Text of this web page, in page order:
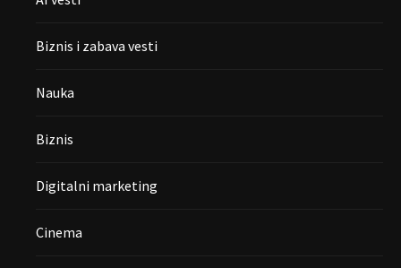
Biznis i zabava vesti
Nauka
Biznis
Digitalni marketing
Cinema